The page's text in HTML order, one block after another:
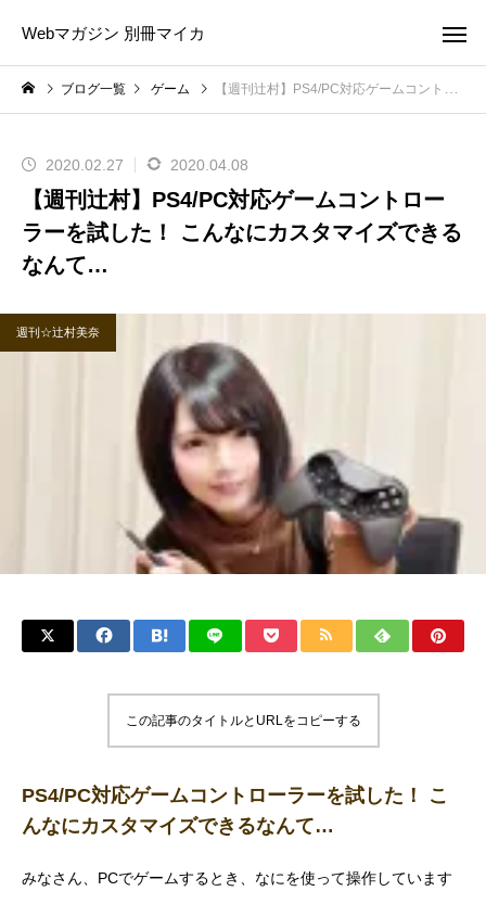
Webマガジン 別冊マイカ
ブログ一覧 ゲーム 【週刊辻村】PS4/PC対応ゲームコントローラーを試した！ こんなにカスタマイズできるなんて…
2020.02.27 2020.04.08
【週刊辻村】PS4/PC対応ゲームコントロー
ラーを試した！ こんなにカスタマイズできる
なんて…
週刊☆辻村美奈
この記事のタイトルとURLをコピーする
PS4/PC対応ゲームコントローラーを試した！ こ
んなにカスタマイズできるなんて…
みなさん、PCでゲームするとき、なにを使って操作しています